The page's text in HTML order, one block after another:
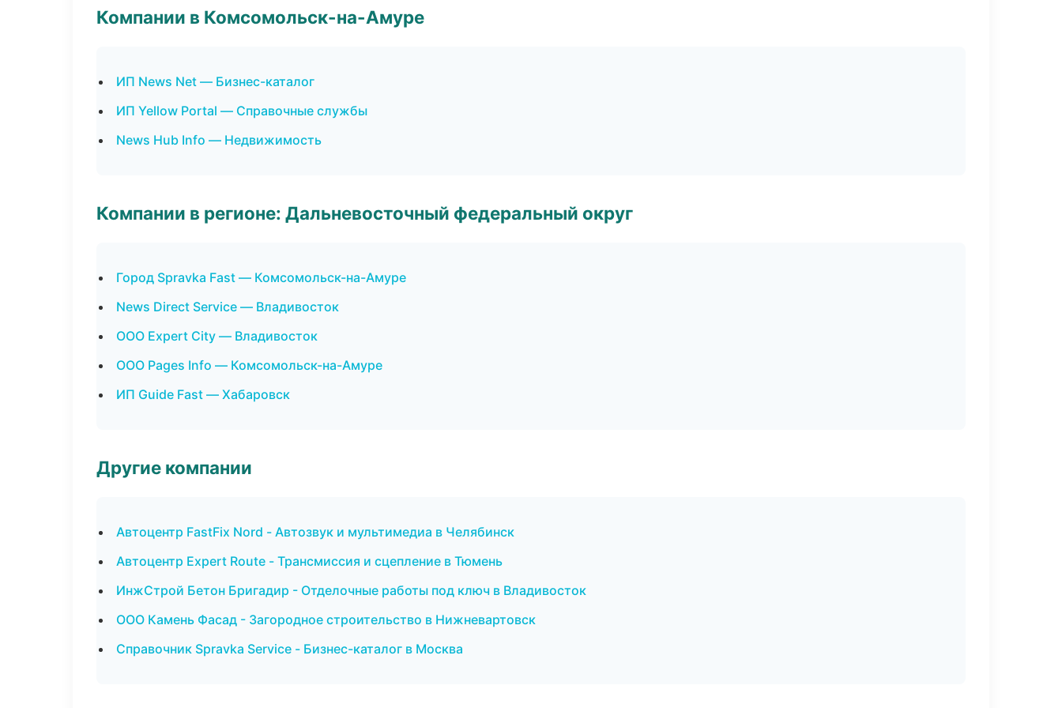
Компании в Комсомольск-на-Амуре
ИП News Net — Бизнес-каталог
ИП Yellow Portal — Справочные службы
News Hub Info — Недвижимость
Компании в регионе: Дальневосточный федеральный округ
Город Spravka Fast — Комсомольск-на-Амуре
News Direct Service — Владивосток
ООО Expert City — Владивосток
ООО Pages Info — Комсомольск-на-Амуре
ИП Guide Fast — Хабаровск
Другие компании
Автоцентр FastFix Nord - Автозвук и мультимедиа в Челябинск
Автоцентр Expert Route - Трансмиссия и сцепление в Тюмень
ИнжСтрой Бетон Бригадир - Отделочные работы под ключ в Владивосток
ООО Камень Фасад - Загородное строительство в Нижневартовск
Справочник Spravka Service - Бизнес-каталог в Москва